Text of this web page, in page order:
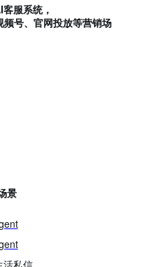
服系统，
号、官网投放等营销场
景